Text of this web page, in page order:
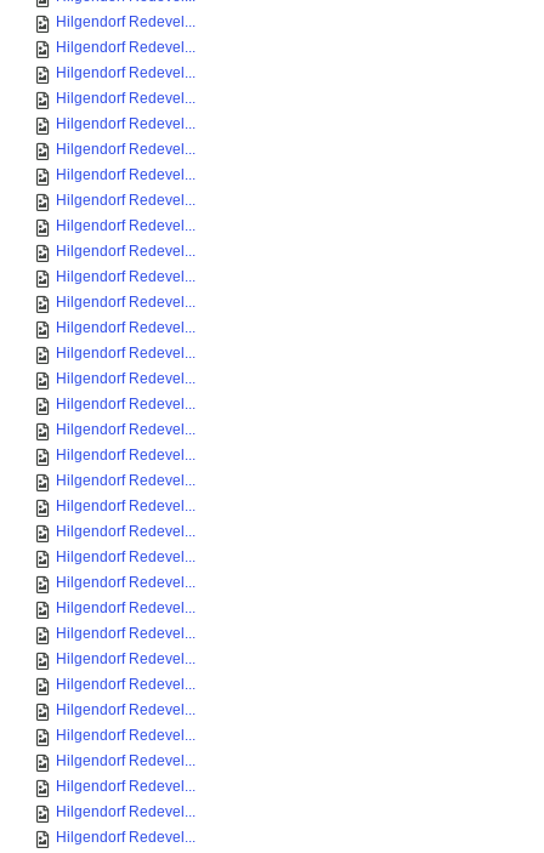
Hilgendorf Redevel...
Hilgendorf Redevel...
Hilgendorf Redevel...
Hilgendorf Redevel...
Hilgendorf Redevel...
Hilgendorf Redevel...
Hilgendorf Redevel...
Hilgendorf Redevel...
Hilgendorf Redevel...
Hilgendorf Redevel...
Hilgendorf Redevel...
Hilgendorf Redevel...
Hilgendorf Redevel...
Hilgendorf Redevel...
Hilgendorf Redevel...
Hilgendorf Redevel...
Hilgendorf Redevel...
Hilgendorf Redevel...
Hilgendorf Redevel...
Hilgendorf Redevel...
Hilgendorf Redevel...
Hilgendorf Redevel...
Hilgendorf Redevel...
Hilgendorf Redevel...
Hilgendorf Redevel...
Hilgendorf Redevel...
Hilgendorf Redevel...
Hilgendorf Redevel...
Hilgendorf Redevel...
Hilgendorf Redevel...
Hilgendorf Redevel...
Hilgendorf Redevel...
Hilgendorf Redevel...